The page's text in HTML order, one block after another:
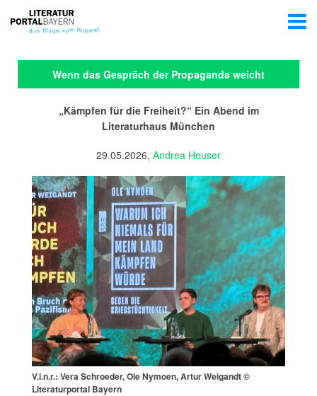
Wenn das Gespräch der Propaganda weicht
„Kämpfen für die Freiheit?“ Ein Abend im
Literaturhaus München
29.05.2026, Andrea Heuser
V.l.n.r.: Vera Schroeder, Ole Nymoen, Artur Weigandt ©
Literaturportal Bayern